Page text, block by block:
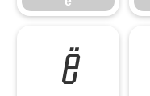
ë